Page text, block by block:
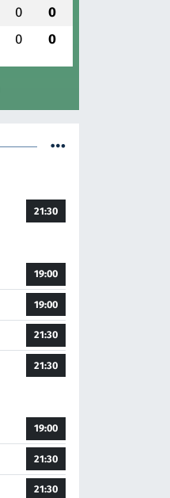
0 0
0 0
21:30
19:00
19:00
21:30
21:30
19:00
21:30
21:30